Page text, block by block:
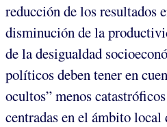
reducción de los resultados
disminución de la
de la desigualdad
políticos deben tener en
ocultos” menos
centradas en el ámbito local